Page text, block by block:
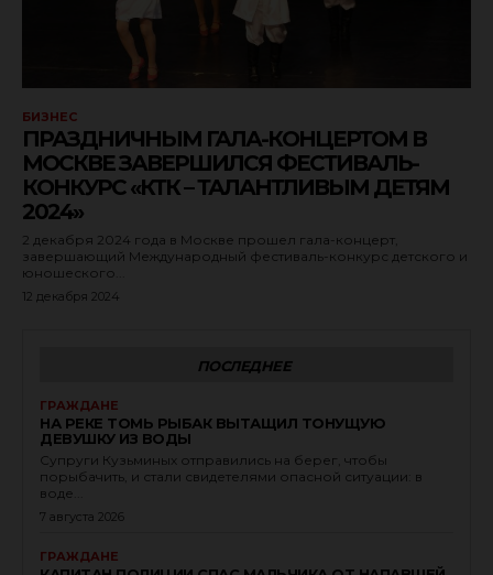
БИЗНЕС
ПРАЗДНИЧНЫМ ГАЛА-КОНЦЕРТОМ В
МОСКВЕ ЗАВЕРШИЛСЯ ФЕСТИВАЛЬ-
КОНКУРС «КТК – ТАЛАНТЛИВЫМ ДЕТЯМ
2024»
2 декабря 2024 года в Москве прошел гала-концерт,
завершающий Международный фестиваль-конкурс детского и
юношеского...
12 декабря 2024
ПОСЛЕДНЕЕ
ГРАЖДАНЕ
НА РЕКЕ ТОМЬ РЫБАК ВЫТАЩИЛ ТОНУЩУЮ
ДЕВУШКУ ИЗ ВОДЫ
Супруги Кузьминых отправились на берег, чтобы
порыбачить, и стали свидетелями опасной ситуации: в
воде...
7 августа 2026
ГРАЖДАНЕ